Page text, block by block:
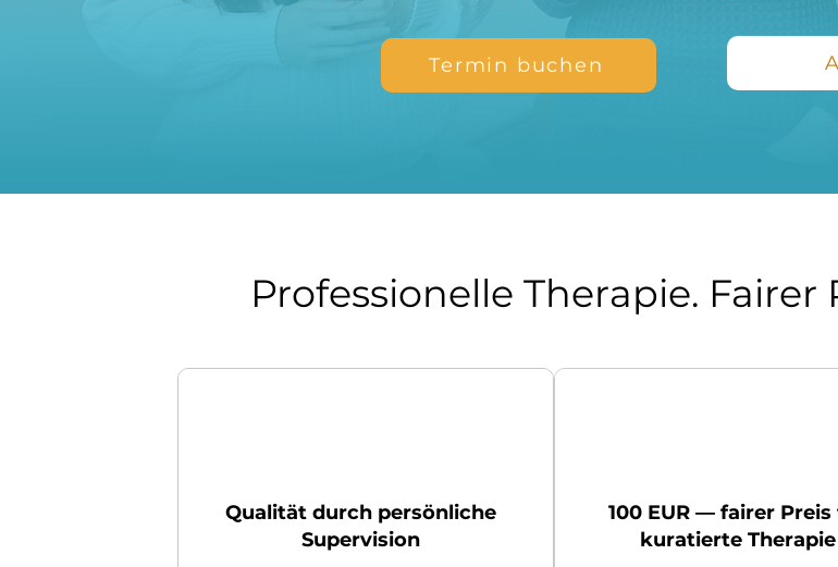
Termin buchen
Professionelle Therapie. Fairer
Qualität durch persönliche
Supervision
100 EUR — fairer
kuratierte Therapie